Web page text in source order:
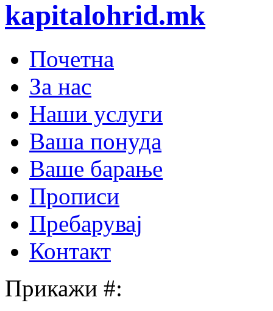
kapitalohrid.mk
Почетна
За нас
Наши услуги
Ваша понуда
Ваше барање
Прописи
Пребарувај
Контакт
Прикажи #: